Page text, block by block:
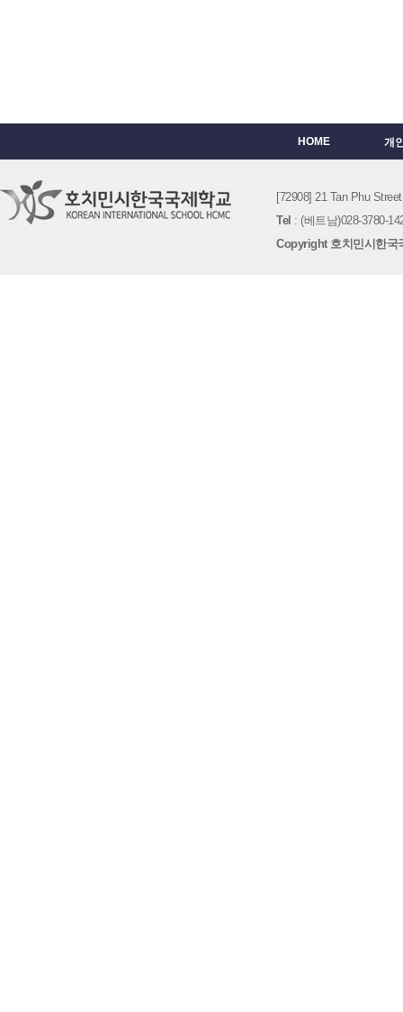
HOME 개
[72908] 21 Tan Phu
Tel : (베트남)028-3780-
Copyright 호치민시한국